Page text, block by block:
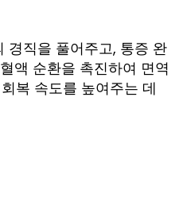
경직을 풀어주고, 통증 완
액 순환을 촉진하여 면역
복 속도를 높여주는 데